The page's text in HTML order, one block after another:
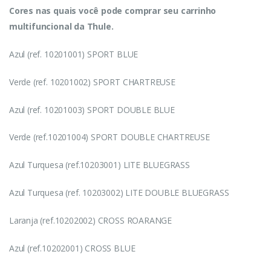
Cores nas quais você pode comprar seu carrinho
multifuncional da Thule.
Azul (ref. 10201001) SPORT BLUE
Verde (ref. 10201002) SPORT CHARTREUSE
Azul (ref. 10201003) SPORT DOUBLE BLUE
Verde (ref.10201004) SPORT DOUBLE CHARTREUSE
Azul Turquesa (ref.10203001) LITE BLUEGRASS
Azul Turquesa (ref. 10203002) LITE DOUBLE BLUEGRASS
Laranja (ref.10202002) CROSS ROARANGE
Azul (ref.10202001) CROSS BLUE